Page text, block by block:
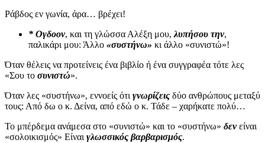
Ράβδος εν γωνία, άρα… βρέχει!
* Ογδοον, και τη γλώσσα Αλέξη μου, λυπήσου την,
παλικάρι μου: Άλλο «συστήνω» κι άλλο «συνιστώ»!
Όταν θέλεις να προτείνεις ένα βιβλίο ή ένα συγγραφέα τότε λες
«Σου το συνιστώ».
Όταν λες «συστήνω», εννοείς ότι γνωρίζεις δύο ανθρώπους μεταξύ
τους: Από δω ο κ. Δείνα, από εδώ ο κ. Τάδε – χαρήκατε πολύ…
Το μπέρδεμα ανάμεσα στο «συνιστώ» και το «συστήνω» δενείναι
«σολοικισμός» Είναι γλωσσικός βαρβαρισμός.